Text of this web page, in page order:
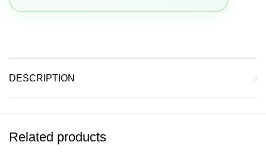
DESCRIPTION
Related products